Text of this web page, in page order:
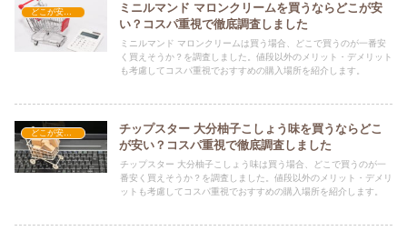
どこが安い？-お菓子・スイーツ・アイス
ミニルマンド マロンクリームを買うならどこが安
い？コスパ重視で徹底調査しました
ミニルマンド マロンクリームは買う場合、どこで買うのが一番安
く買えそうか？を調査しました。値段以外のメリット・デメリット
も考慮してコスパ重視でおすすめの購入場所を紹介します。
どこが安い？-お菓子・スイーツ・アイス
チップスター 大分柚子こしょう味を買うならどこ
が安い？コスパ重視で徹底調査しました
チップスター 大分柚子こしょう味は買う場合、どこで買うのが一
番安く買えそうか？を調査しました。値段以外のメリット・デメリ
ットも考慮してコスパ重視でおすすめの購入場所を紹介します。